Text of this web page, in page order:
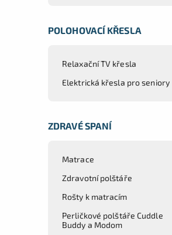
POLOHOVACÍ KŘESLA
Relaxační TV křesla
Elektrická křesla pro seniory
ZDRAVÉ SPANÍ
Matrace
Zdravotní polštáře
Rošty k matracím
Perličkové polštáře Cuddle
Buddy a Modom